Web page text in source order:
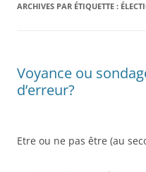
ARCHIVES PAR ÉTIQUETTE :
Voyance ou
d’erreur?
Etre ou ne pas être (au